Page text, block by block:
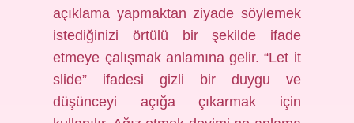
açıklama yapmaktan ziyade söylemek
istediğinizi örtülü bir şekilde ifade
etmeye çalışmak anlamına gelir. “Let it
slide” ifadesi gizli bir duygu ve
düşünceyi açığa çıkarmak için